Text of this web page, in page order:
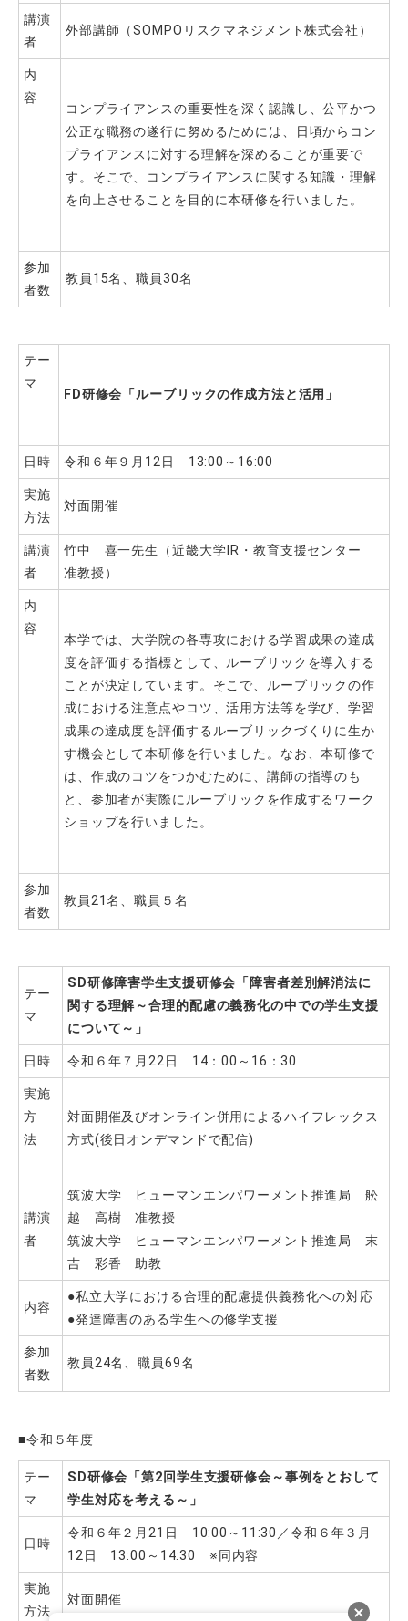
講演
者
外部講師（SOMPOリスクマネジメント株式会社）
内
容
コンプライアンスの重要性を深く認識し、公平かつ
公正な職務の遂行に努めるためには、日頃からコン
プライアンスに対する理解を深めることが重要で
す。そこで、コンプライアンスに関する知識・理解
を向上させることを目的に本研修を行いました。
参加
者数
教員15名、職員30名
テー
マ
FD研修会「ルーブリックの作成方法と活用」
日時 令和６年９月12日 13:00～16:00
実施
方法
対面開催
講演
者
竹中 喜一先生（近畿大学 IR ・教育支援センター
准教授）
内
容
本学では、大学院の各専攻における学習成果の達成
度を評価する指標として、ルーブリックを導入する
ことが決定しています。そこで、ルーブリックの作
成における注意点やコツ、活用方法等を学び、学習
成果の達成度を評価するルーブリックづくりに生か
す機会として本研修を行いました。なお、本研修で
は、作成のコツをつかむために、講師の指導のも
と、参加者が実際にルーブリックを作成するワーク
ショップを行いました。
参加
者数
教員21名、職員５名
テー
マ
SD研修障害学生支援研修会「障害者差別解消法に
関する理解～合理的配慮の義務化の中での学生支援
について～」
日時 令和６年７月22日 14：00～16：30
実施
方
法
対面開催及びオンライン併用によるハイフレックス
方式(後日オンデマンドで配信)
講演
者
筑波大学 ヒューマンエンパワーメント推進局 舩
越 高樹 准教授
筑波大学 ヒューマンエンパワーメント推進局 末
吉 彩香 助教
内容
●私立大学における合理的配慮提供義務化への対応
●発達障害のある学生への修学支援
参加
者数
教員24名、職員69名
■令和５年度
テー
マ
SD研修会「第2回学生支援研修会～事例をとおして
学生対応を考える～」
日時
令和６年２月21日 10:00～11:30／令和６年３月
12日 13:00～14:30 ※同内容
実施
方法
対面開催